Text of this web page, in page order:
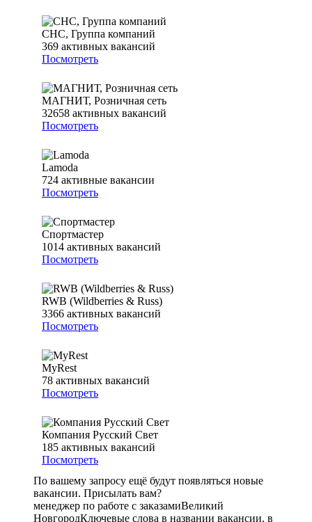
СНС, Группа компаний
369 активных вакансий
Посмотреть
МАГНИТ, Розничная сеть
32658 активных вакансий
Посмотреть
Lamoda
724 активные вакансии
Посмотреть
Спортмастер
1014 активных вакансий
Посмотреть
RWB (Wildberries & Russ)
3366 активных вакансий
Посмотреть
MyRest
78 активных вакансий
Посмотреть
Компания Русский Свет
185 активных вакансий
Посмотреть
По вашему запросу ещё будут появляться новые
вакансии. Присылать вам?
менеджер по работе с заказамиВеликий
НовгородКлючевые слова в названии вакансии, в